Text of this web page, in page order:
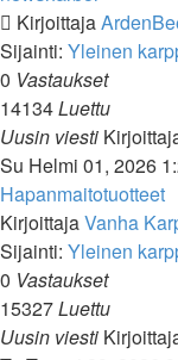
Kirjoittaja
Sijainti: Yleinen
0 Vastaukset
14134Luettu
Uusin viesti
Su Helmi 01, 2026
Hapanmaitotuotteet
KirjoittajaVanha
Sijainti: Yleinen
0 Vastaukset
15327Luettu
Uusin viesti